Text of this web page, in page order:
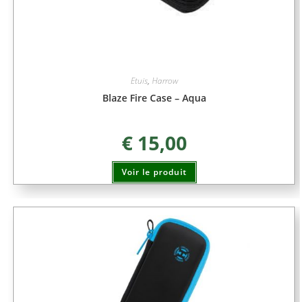
Etuis, Harrow
Blaze Fire Case – Aqua
€15,00
Voir le produit